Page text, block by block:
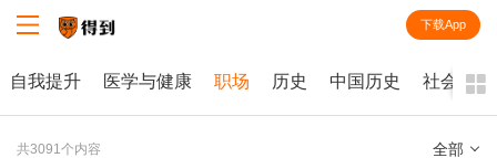
下载App
自我提升 医学与健康 职场 历史 中国历史 社会学
共3091个内容 全部